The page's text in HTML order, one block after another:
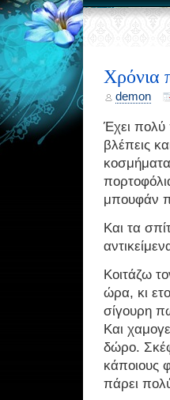
Χρόνια
demon
Έχει πολύ
βλέπεις
μπουφάν
Και τα
Κοιτάζω
ώρα, κι
σίγουρη
Και
δώρο.
κάποιους
πάρει